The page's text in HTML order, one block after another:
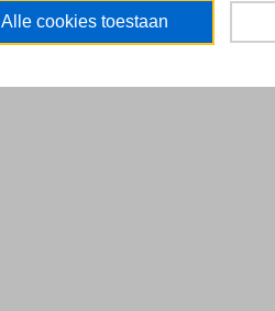
Alle cookies toestaan